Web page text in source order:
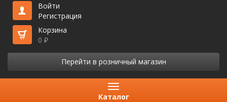
Войти
Регистрация
Корзина
0 ₽
Перейти в розничный магазин
Каталог